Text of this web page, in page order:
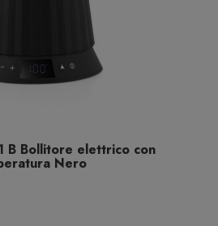
B Bollitore elettrico con
Nero